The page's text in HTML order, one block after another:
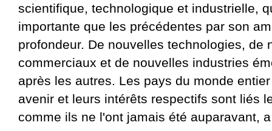
scientifique, technologique et industrielle,
importante que les précédentes par son
profondeur. De nouvelles technologies, de
commerciaux et de nouvelles industries
après les autres. Les pays du monde
avenir et leurs intérêts respectifs sont liés
comme ils ne l'ont jamais été auparavant,